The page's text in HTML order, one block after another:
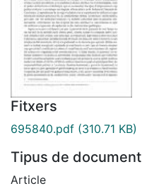
Fitxers
695840.pdf (310.71 KB)
Tipus de document
Article